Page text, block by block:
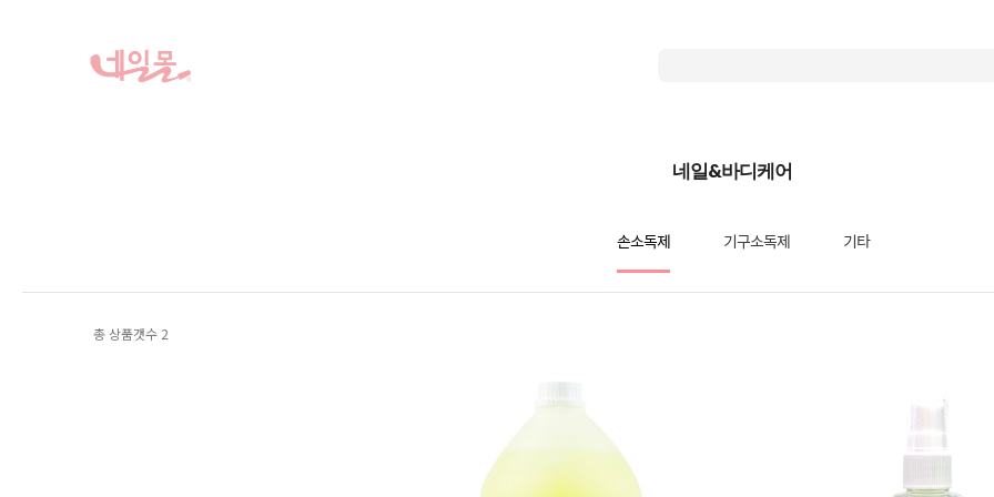
네일&바디케어
손소독제 기구소독제 기타
총 상품갯수 2